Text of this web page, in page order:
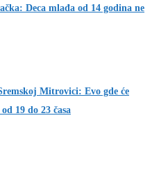
Deca mlađa od 14 godina ne
Mitrovici: Evo gde će
19 do 23 časa